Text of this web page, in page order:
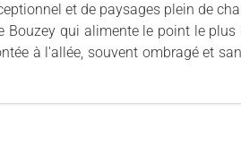
et de paysages plein de
Bouzey qui alimente le point le
à l'allée, souvent ombragé et